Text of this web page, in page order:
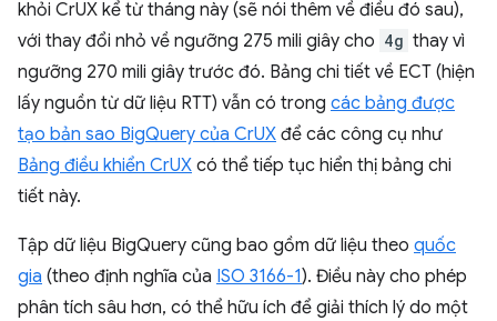
khỏi CrUX kể từ tháng này (sẽ nói thêm về điều đó sau),
với thay đổi nhỏ về ngưỡng 275 mili giây cho 4g thay vì
ngưỡng 270 mili giây trước đó. Bảng chi tiết về ECT (hiện
lấy nguồn từ dữ liệu RTT) vẫn có trong các bảng được
tạo bản sao BigQuery của CrUX để các công cụ như
Bảng điều khiển CrUX có thể tiếp tục hiển thị bảng chi
tiết này.
Tập dữ liệu BigQuery cũng bao gồm dữ liệu theo quốc
gia (theo định nghĩa của ISO 3166-1). Điều này cho phép
phân tích sâu hơn, có thể hữu ích để giải thích lý do một